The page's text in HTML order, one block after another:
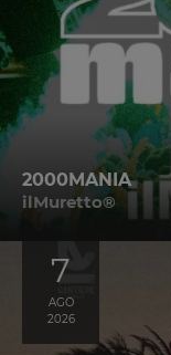
2000MANIA
ilMuretto®
7
AGO
2026